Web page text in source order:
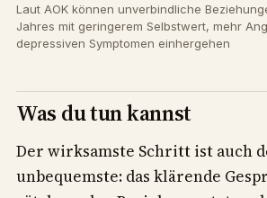
Laut AOK können unverbindliche
Jahres mit geringerem Selbstwert, mehr
depressiven Symptomen einhergehen
Was du tun kannst
Der wirksamste Schritt ist auch
unbequemste: das klärende